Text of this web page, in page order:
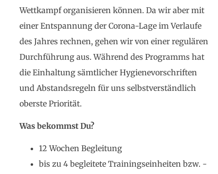
Wettkampf organisieren können. Da wir aber mit
einer Entspannung der Corona-Lage im Verlaufe
des Jahres rechnen, gehen wir von einer regulären
Durchführung aus. Während des Programms hat
die Einhaltung sämtlicher Hygienevorschriften
und Abstandsregeln für uns selbstverständlich
oberste Priorität.
Was bekommst Du?
12 Wochen Begleitung
bis zu 4 begleitete Trainingseinheiten bzw. -